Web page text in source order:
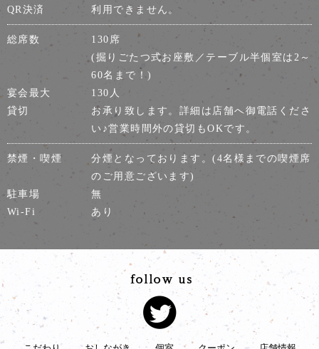
QR決済
利用できません。
総席数
130席
(掘りごたつ式お座敷／テーブル半個室は2～
60名まで！)
宴会最大
130人
貸切
お承り致します。詳細は店舗へ御電話くださ
い♪営業時間外の貸切もOKです。
禁煙・喫煙
分煙となっております。(4名様までの喫煙席
のご用意ございます)
駐車場
無
Wi-Fi
あり